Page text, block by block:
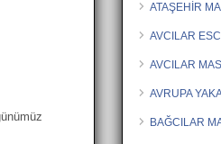
ATAŞEHİR
AVCILAR
AVCILAR
AVRUPA
BAĞCILAR